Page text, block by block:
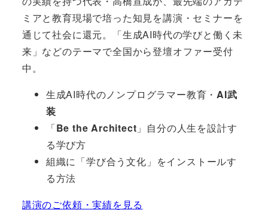
ミアと教育現場で培った知見を講演・セミナーを
通じて社会に還元。「生成AI時代の学びと働く未
来」などのテーマで全国から登壇オファー受付
中。
生成AI時代のノンプログラマー教育・AI武
装
「Be the Architect 」自分の人生を設計す
る学び方
組織に「学び合う文化」をインストールす
る方法
講演のご依頼・実績を見る